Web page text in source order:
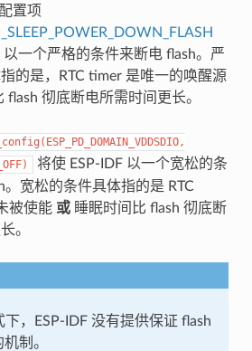
置项
以一个严格的条件来断电 flash。严
的是，RTC timer 是唯一的唤醒源
flash 彻底断电所需时间更长。
将使 ESP-IDF 以一个宽松的条
。宽松的条件具体指的是 RTC
被使能 或睡眠时间比 flash 彻底断
。
下，ESP-IDF 没有提供保证 flash
制。